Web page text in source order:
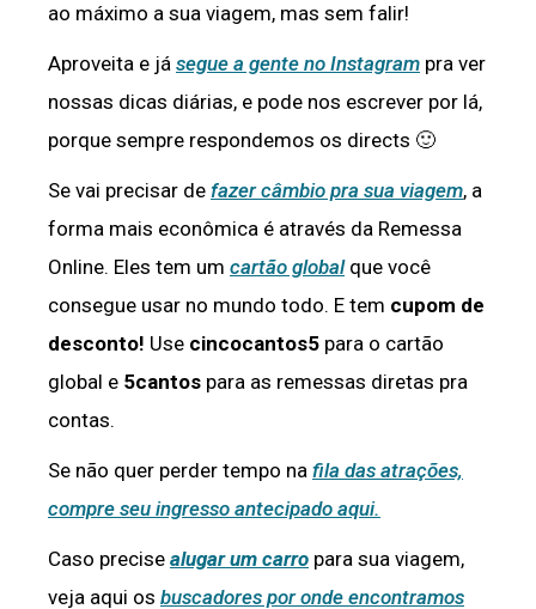
ao máximo a sua viagem, mas sem falir!
Aproveita e já segue a gente no Instagram pra ver
nossas dicas diárias, e pode nos escrever por lá,
porque sempre respondemos os directs 🙂
Se vai precisar de fazer câmbio pra sua viagem, a
forma mais econômica é através da Remessa
Online. Eles tem um cartão globalque você
consegue usar no mundo todo. E tem cupom de
desconto! Use cincocantos5 para o cartão
global e 5cantos para as remessas diretas pra
contas.
Se não quer perder tempo na fila das atrações,
compre seu ingresso antecipado aqui.
Caso precise alugar um carro para sua viagem,
veja aqui os buscadores por onde encontramos